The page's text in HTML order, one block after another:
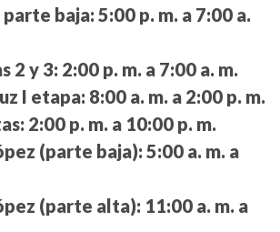
baja: 5:00 p. m. a 7:00 a.
2 y 3: 2:00 p. m. a 7:00 a. m.
I etapa: 8:00 a. m. a 2:00 p. m.
2:00 p. m. a 10:00 p. m.
(parte baja): 5:00 a. m. a
(parte alta): 11:00 a. m. a